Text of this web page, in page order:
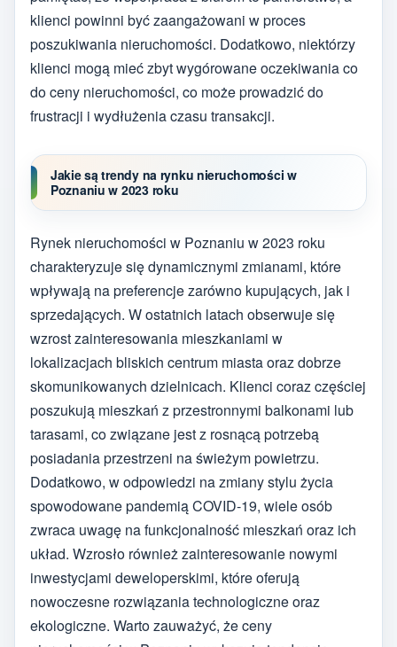
klienci powinni być zaangażowani w proces
poszukiwania nieruchomości. Dodatkowo, niektórzy
klienci mogą mieć zbyt wygórowane oczekiwania co
do ceny nieruchomości, co może prowadzić do
frustracji i wydłużenia czasu transakcji.
Jakie są trendy na rynku nieruchomości w
Poznaniu w 2023 roku
Rynek nieruchomości w Poznaniu w 2023 roku
charakteryzuje się dynamicznymi zmianami, które
wpływają na preferencje zarówno kupujących, jak i
sprzedających. W ostatnich latach obserwuje się
wzrost zainteresowania mieszkaniami w
lokalizacjach bliskich centrum miasta oraz dobrze
skomunikowanych dzielnicach. Klienci coraz częściej
poszukują mieszkań z przestronnymi balkonami lub
tarasami, co związane jest z rosnącą potrzebą
posiadania przestrzeni na świeżym powietrzu.
Dodatkowo, w odpowiedzi na zmiany stylu życia
spowodowane pandemią COVID-19, wiele osób
zwraca uwagę na funkcjonalność mieszkań oraz ich
układ. Wzrosło również zainteresowanie nowymi
inwestycjami deweloperskimi, które oferują
nowoczesne rozwiązania technologiczne oraz
ekologiczne. Warto zauważyć, że ceny